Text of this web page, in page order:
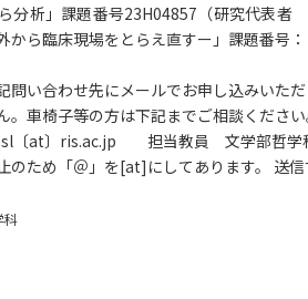
分析」課題番号23H04857（研究代表
から臨床現場をとらえ直すー」課題番号
問い合わせ先にメールでお申し込みいただ
車椅子等の方は下記までご相談ください
〔at〕ris.ac.jp 担当教員 文学部哲学
のため「＠」を[at]にしてあります。 送
科